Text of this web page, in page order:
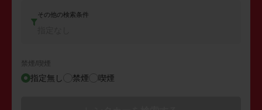
その他の検索条件
禁煙/喫煙
指定無し 禁煙 喫煙